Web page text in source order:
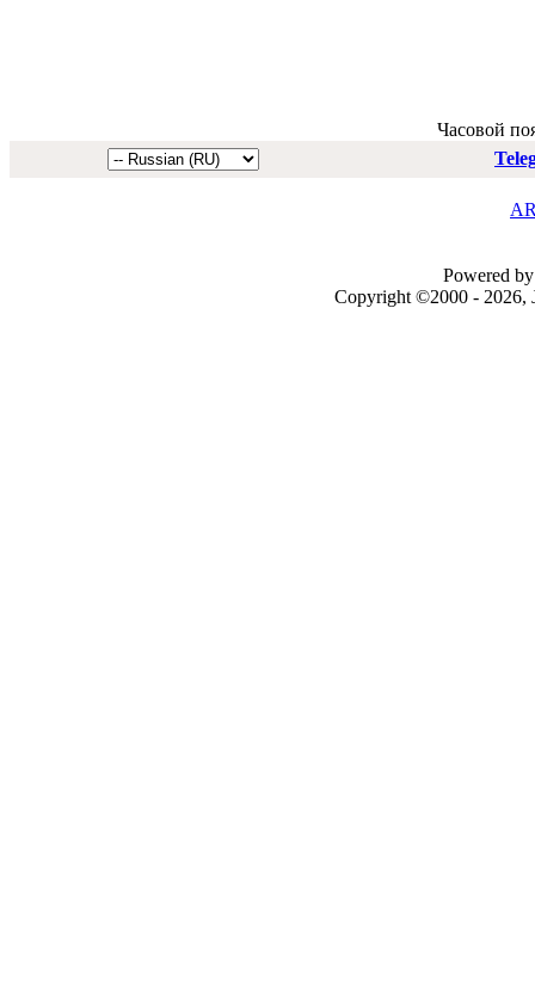
Часовой
Powered
Copyright ©2000 - 2026,